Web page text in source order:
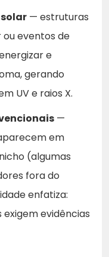
— estruturas
eventos de
e
gerando
UV e raios X.
—
em
(algumas
fora do
enfatiza:
evidências